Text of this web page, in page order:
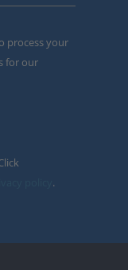
process your
for our
.